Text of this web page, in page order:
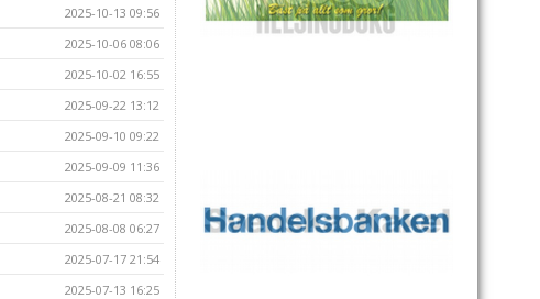
2025-10-13 09:56
2025-10-06 08:06
2025-10-02 16:55
2025-09-22 13:12
2025-09-10 09:22
2025-09-09 11:36
2025-08-21 08:32
2025-08-08 06:27
2025-07-17 21:54
2025-07-13 16:25